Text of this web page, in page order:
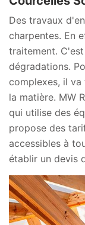
Des travaux
charpentes. En
traitement.
dégradations.
complexes, il
la matière. MW
qui utilise des
propose des
accessibles à
établir un devis